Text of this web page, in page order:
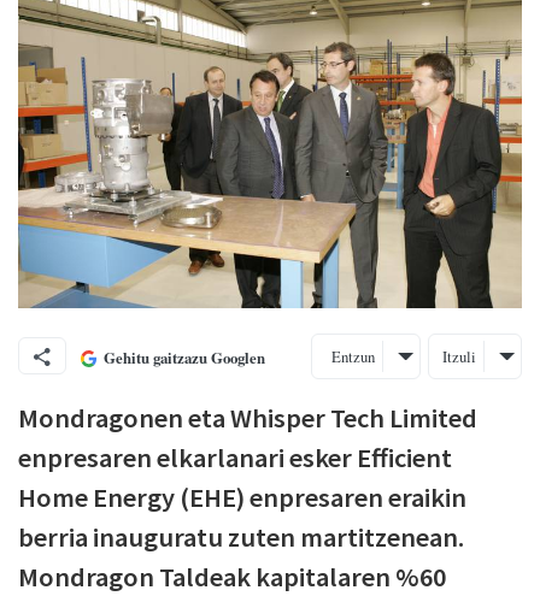
Gehitu gaitzazu Googlen Entzun Itzuli
Mondragonen eta Whisper Tech Limited
enpresaren elkarlanari esker Efficient
Home Energy (EHE) enpresaren eraikin
berria inauguratu zuten martitzenean.
Mondragon Taldeak kapitalaren %60